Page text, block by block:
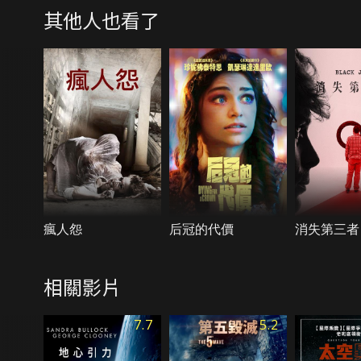
其他人也看了
瘋人怨 后冠的代價 消失第三者
相關影片
7.7 5.2